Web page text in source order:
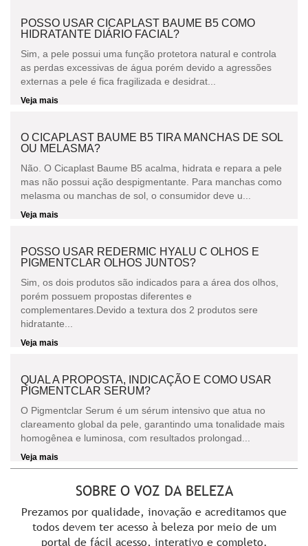
POSSO USAR CICAPLAST BAUME B5 COMO
HIDRATANTE DIÁRIO FACIAL?
Sim, a pele possui uma função protetora natural e controla
as perdas excessivas de água porém devido a agressões
externas a pele é fica fragilizada e desidrat...
Veja mais
O CICAPLAST BAUME B5 TIRA MANCHAS DE SOL
OU MELASMA?
Não. O Cicaplast Baume B5 acalma, hidrata e repara a pele
mas não possui ação despigmentante. Para manchas como
melasma ou manchas de sol, o consumidor deve u...
Veja mais
POSSO USAR REDERMIC HYALU C OLHOS E
PIGMENTCLAR OLHOS JUNTOS?
Sim, os dois produtos são indicados para a área dos olhos,
porém possuem propostas diferentes e
complementares.Devido a textura dos 2 produtos sere
hidratante...
Veja mais
QUAL A PROPOSTA, INDICAÇÃO E COMO USAR
PIGMENTCLAR SERUM?
O Pigmentclar Serum é um sérum intensivo que atua no
clareamento global da pele, garantindo uma tonalidade mais
homogênea e luminosa, com resultados prolongad...
Veja mais
SOBRE O VOZ DA BELEZA
Prezamos por qualidade, inovação e acreditamos que
todos devem ter acesso à beleza por meio de um
portal de fácil acesso, interativo e completo.